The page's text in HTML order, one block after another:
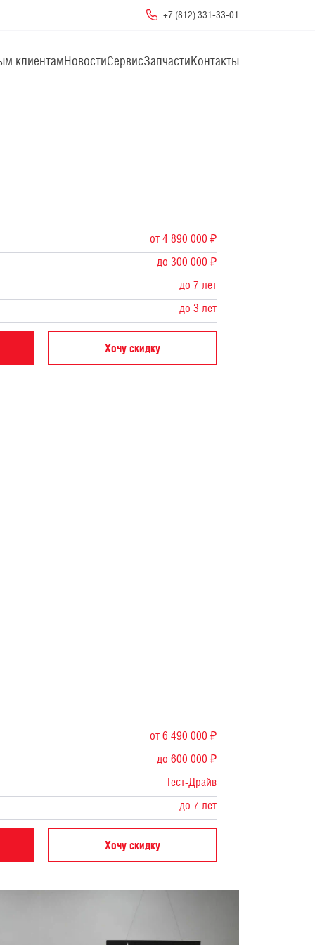
+7 (812) 331-33-01
клиентамНовостиСервисЗапчастиКонтакты
от 4 890 000 ₽
до 300 000 ₽
до 7 лет
до 3 лет
Хочу скидку
от 6 490 000 ₽
до 600 000 ₽
Тест-Драйв
до 7 лет
Хочу скидку